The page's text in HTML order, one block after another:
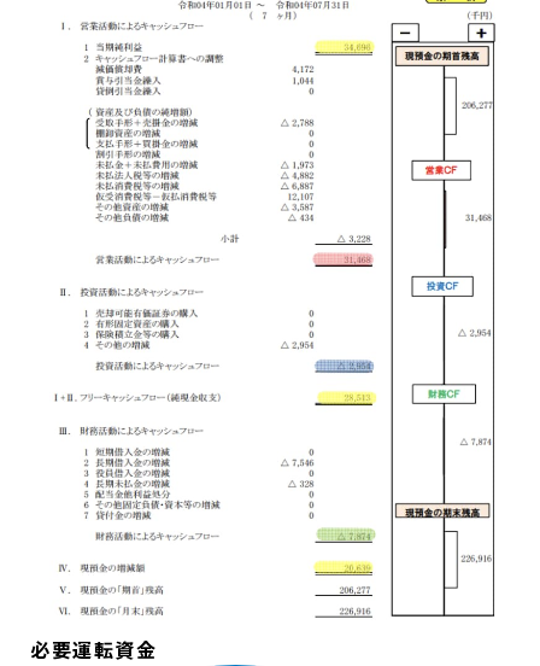
必要運転資金